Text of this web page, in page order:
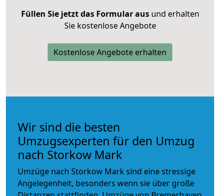
Füllen Sie jetzt das Formular ausund erhalten
Sie kostenlose Angebote
Kostenlose Angebote erhalten
Wir sind die besten
Umzugsexperten für den Umzug
nach Storkow Mark
Umzüge nach Storkow Mark sind eine stressige
Angelegenheit, besonders wenn sie über große